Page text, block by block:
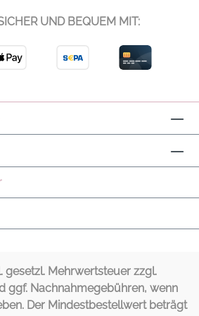
Pflege Waschbar
Elasthan Modell Lauren Farbe Darkblue
UND BEQUEM MIT:
gesetzl. Mehrwertsteuer zzgl.
ggf. Nachnahmegebühren, wenn
Der Mindestbestellwert beträgt